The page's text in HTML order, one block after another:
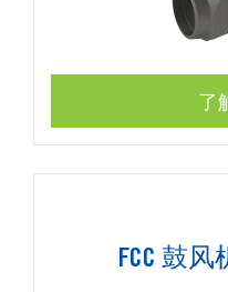
了
FCC 鼓